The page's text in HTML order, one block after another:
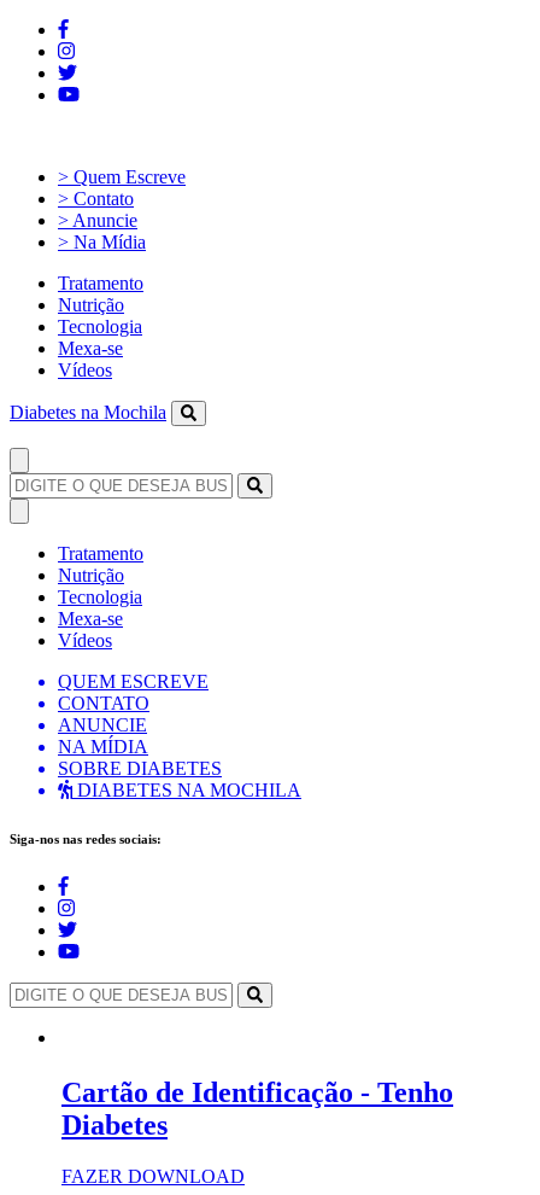
> Quem Escreve
> Contato
> Anuncie
> Na Mídia
Tratamento
Nutrição
Tecnologia
Mexa-se
Vídeos
Diabetes na Mochila
Tratamento
Nutrição
Tecnologia
Mexa-se
Vídeos
QUEM ESCREVE
CONTATO
ANUNCIE
NA MÍDIA
SOBRE DIABETES
DIABETES NA MOCHILA
Siga-nos nas redes sociais:
Cartão de Identificação - Tenho
Diabetes
FAZER DOWNLOAD